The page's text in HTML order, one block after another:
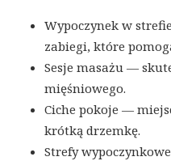
Wypoczynek w
zabiegi, które
Sesje masażu —
mięśniowego.
Ciche pokoje —
krótką drzemkę.
Strefy